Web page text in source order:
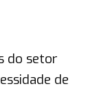
do setor
de